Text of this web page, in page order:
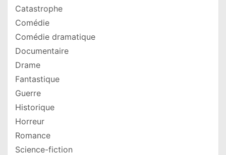
Catastrophe
Comédie
Comédie dramatique
Documentaire
Drame
Fantastique
Guerre
Historique
Horreur
Romance
Science-fiction